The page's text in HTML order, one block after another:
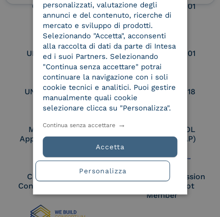
Conservatore
qualificato
UNI EN ISO 37001
UNI EN ISO 9001 UNI EN ISO 27001
UNI EN ISO 27017 UNI EN ISO 27018
Membro Adobe
Approved Trust List
Certified PEPPOL
Access Point (AP)
Cloud Signature
Consortium Member
European Commission
Large Scale Pilot
Member
personalizzati, valutazione degli
annunci e del contenuto, ricerche di
mercato e sviluppo di prodotti.
Selezionando "Accetta", acconsenti
alla raccolta di dati da parte di Intesa
ed i suoi Partners. Selezionando
"Continua senza accettare" potrai
continuare la navigazione con i soli
cookie tecnici e analitici. Puoi gestire
manualmente quali cookie
selezionare clicca su "Personalizza".
Accetta
Continua senza accettare
Personalizza